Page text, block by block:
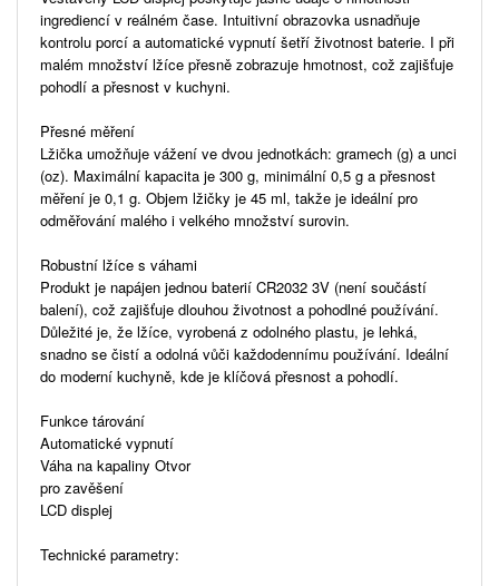
ingrediencí v reálném čase. Intuitivní obrazovka usnadňuje
kontrolu porcí a automatické vypnutí šetří životnost baterie. I při
malém množství lžíce přesně zobrazuje hmotnost, což zajišťuje
pohodlí a přesnost v kuchyni.
Přesné měření
Lžička umožňuje vážení ve dvou jednotkách: gramech (g) a unci
(oz). Maximální kapacita je 300 g, minimální 0,5 g a přesnost
měření je 0,1 g. Objem lžičky je 45 ml, takže je ideální pro
odměřování malého i velkého množství surovin.
Robustní lžíce s váhami
Produkt je napájen jednou baterií CR2032 3V (není součástí
balení), což zajišťuje dlouhou životnost a pohodlné používání.
Důležité je, že lžíce, vyrobená z odolného plastu, je lehká,
snadno se čistí a odolná vůči každodennímu používání. Ideální
do moderní kuchyně, kde je klíčová přesnost a pohodlí.
Funkce tárování
Automatické vypnutí
Váha na kapaliny Otvor
pro zavěšení
LCD displej
Technické parametry: